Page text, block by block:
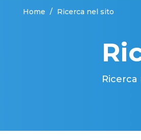
Home / Ricerca nel sito